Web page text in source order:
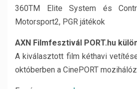
360TM Elite System és
Motorsport2, PGR játékok
AXN Filmfesztivál PORT.hu
A kiválasztott film kéthavi
októberben a CinePORT